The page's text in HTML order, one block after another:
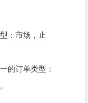
：市场，止
的订单类型：